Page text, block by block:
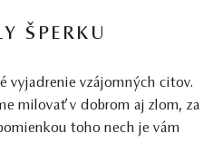
ŠPERKU
vyjadrenie vzájomných citov.
milovať v dobrom aj zlom, za
toho nech je vám